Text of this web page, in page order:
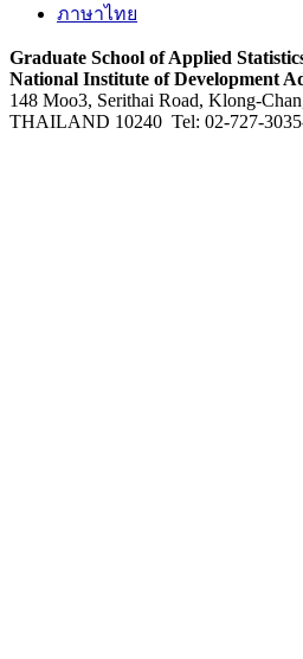
ภาษาไทย
Graduate School of Applied
National Institute of Development
148 Moo3, Serithai Road, Klong-
THAILAND 10240 Tel: 02-727-